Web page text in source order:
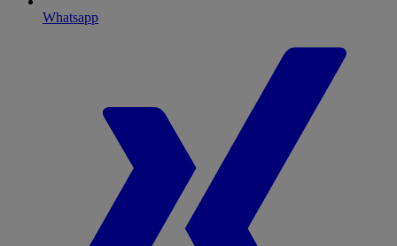
Whatsapp